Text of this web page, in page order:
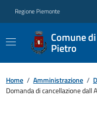
Regione Piemonte
Comune
Pietro
Home / Amministrazione /
Domanda di cancellazione dall